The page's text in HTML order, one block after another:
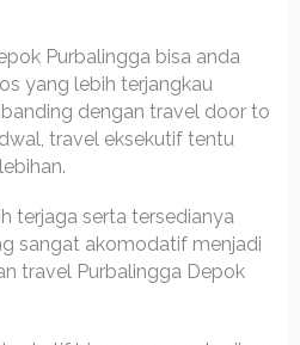
Purbalingga bisa anda
yang lebih terjangkau
dengan travel door to
travel eksekutif tentu
terjaga serta tersedianya
sangat akomodatif menjadi
travel Purbalingga Depok